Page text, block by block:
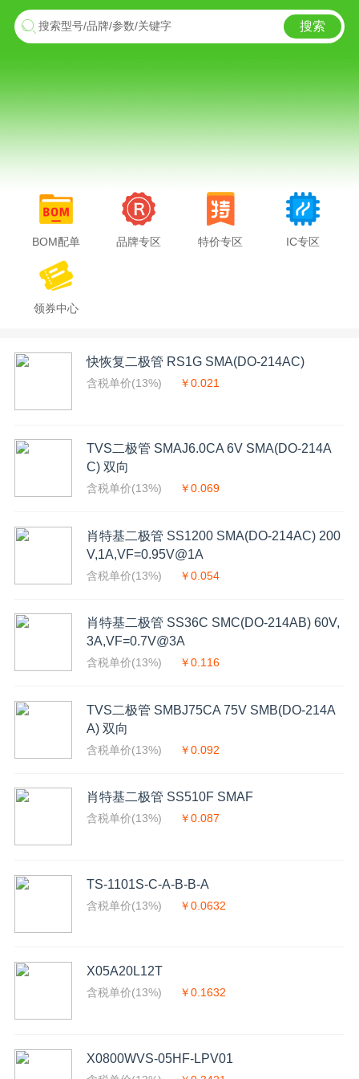
搜索型号/品牌/参数/关键字 搜索
BOM配单 品牌专区 特价专区 IC专区
领券中心
快恢复二极管 RS1G SMA(DO-214AC)
含税单价(13%) ￥0.021
TVS二极管 SMAJ6.0CA 6V SMA(DO-214A
C) 双向
含税单价(13%) ￥0.069
肖特基二极管 SS1200 SMA(DO-214AC) 200
V,1A,VF=0.95V@1A
含税单价(13%) ￥0.054
肖特基二极管 SS36C SMC(DO-214AB) 60V,
3A,VF=0.7V@3A
含税单价(13%) ￥0.116
TVS二极管 SMBJ75CA 75V SMB(DO-214A
A) 双向
含税单价(13%) ￥0.092
肖特基二极管 SS510F SMAF
含税单价(13%) ￥0.087
TS-1101S-C-A-B-B-A
含税单价(13%) ￥0.0632
X05A20L12T
含税单价(13%) ￥0.1632
X0800WVS-05HF-LPV01